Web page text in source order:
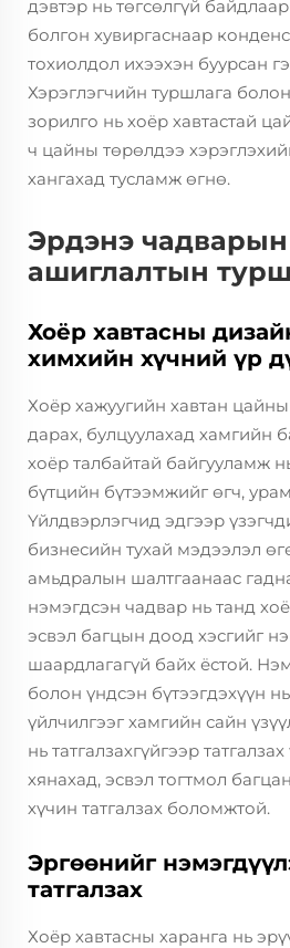
дэвтэр нь төгсөлгүй
болгон хувиргаснаар
тохиолдол ихээхэн буурсан
Хэрэглэгчийн туршлага
зорилго нь хоёр хавтастай
ч цайны төрөлдээ
хангахад тусламж өгнө.
Эрдэнэ чадварын
ашиглалтын
Хоёр хавтасны
химхийн хүчний үр
Хоёр хажуугийн хавтан
дарах, булцуулахад хамгийн
хоёр талбайтай байгууламж
бүтцийн бүтээмжийг өгч,
Үйлдвэрлэгчид эдгээр
бизнесийн тухай мэдээлэл
амьдралын шалтгаанаас
нэмэгдсэн чадвар нь танд
эсвэл багцын доод хэсгийг
шаардлагагүй байх ёстой.
болон үндсэн бүтээгдэхүүн
үйлчилгээг хамгийн сайн
нь татгалзахгүйгээр
хянахад, эсвэл тогтмол
хүчин татгалзах боломжтой.
Эргөөнийг
татгалзах
Хоёр хавтасны харанга нь